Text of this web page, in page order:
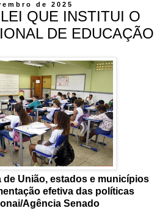
de 2025
QUE INSTITUI O
DE EDUCAÇÃO
União, estados e municípios
efetiva das políticas
Agência Senado